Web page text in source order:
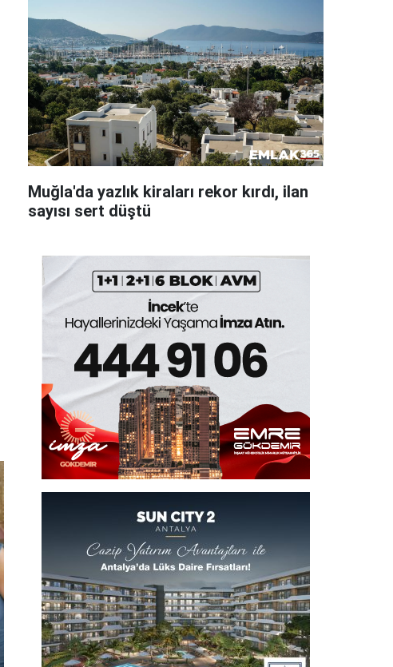
Muğla'da yazlık kiraları rekor kırdı, ilan
sayısı sert düştü